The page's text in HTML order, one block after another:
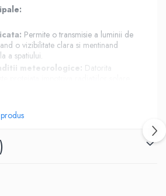
Permite o transmisie a luminii de
o vizibilitate clara si mentinand
a spatiului.
meteorologice: Datorita
si deteriorarea materialului in timp.
excelenta, facilitand instalarea si
in conditii de temperaturi scazute de
impotriva ploii si umiditatii.